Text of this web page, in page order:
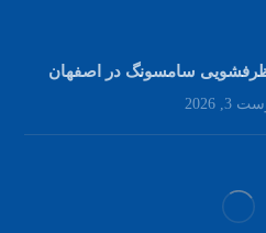
ظرفشویی سامسونگ در اصفهان
3, 2026